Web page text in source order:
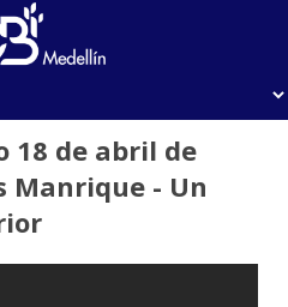
18 de abril de
Manrique - Un